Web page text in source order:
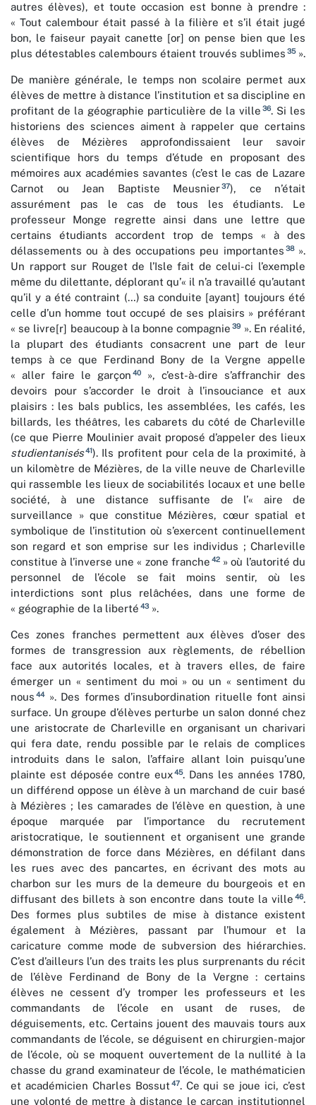
autres élèves), et toute occasion est bonne à prendre :
« Tout calembour était passé à la filière et s’il était jugé
bon, le faiseur payait canette [or] on pense bien que les
plus détestables calembours étaient trouvés sublimes 35».
De manière générale, le temps non scolaire permet aux
élèves de mettre à distance l’institution et sa discipline en
profitant de la géographie particulière de la ville 36. Si les
historiens des sciences aiment à rappeler que certains
élèves de Mézières approfondissaient leur savoir
scientifique hors du temps d’étude en proposant des
mémoires aux académies savantes (c’est le cas de Lazare
Carnot ou Jean Baptiste Meusnier37), ce n’était
assurément pas le cas de tous les étudiants. Le
professeur Monge regrette ainsi dans une lettre que
certains étudiants accordent trop de temps « à des
délassements ou à des occupations peu importantes 38».
Un rapport sur Rouget de l’Isle fait de celui-ci l’exemple
même du dilettante, déplorant qu’« il n’a travaillé qu’autant
qu’il y a été contraint (…) sa conduite [ayant] toujours été
celle d’un homme tout occupé de ses plaisirs » préférant
« se livre[r] beaucoup à la bonne compagnie 39». En réalité,
la plupart des étudiants consacrent une part de leur
temps à ce que Ferdinand Bony de la Vergne appelle
« aller faire le garçon 40
», c’est-à-dire s’affranchir des
devoirs pour s’accorder le droit à l’insouciance et aux
plaisirs : les bals publics, les assemblées, les cafés, les
billards, les théâtres, les cabarets du côté de Charleville
(ce que Pierre Moulinier avait proposé d’appeler des lieux
studientanisés41). Ils profitent pour cela de la proximité, à
un kilomètre de Mézières, de la ville neuve de Charleville
qui rassemble les lieux de sociabilités locaux et une belle
société, à une distance suffisante de l’« aire de
surveillance » que constitue Mézières, cœur spatial et
symbolique de l’institution où s’exercent continuellement
son regard et son emprise sur les individus ; Charleville
constitue à l’inverse une « zone franche 42» où l’autorité du
personnel de l’école se fait moins sentir, où les
interdictions sont plus relâchées, dans une forme de
« géographie de la liberté 43».
Ces zones franches permettent aux élèves d’oser des
formes de transgression aux règlements, de rébellion
face aux autorités locales, et à travers elles, de faire
émerger un « sentiment du moi » ou un « sentiment du
nous 44». Des formes d’insubordination rituelle font ainsi
surface. Un groupe d’élèves perturbe un salon donné chez
une aristocrate de Charleville en organisant un charivari
qui fera date, rendu possible par le relais de complices
introduits dans le salon, l’affaire allant loin puisqu’une
plainte est déposée contre eux45. Dans les années 1780,
un différend oppose un élève à un marchand de cuir basé
à Mézières ; les camarades de l’élève en question, à une
époque marquée par l’importance du recrutement
aristocratique, le soutiennent et organisent une grande
démonstration de force dans Mézières, en défilant dans
les rues avec des pancartes, en écrivant des mots au
charbon sur les murs de la demeure du bourgeois et en
diffusant des billets à son encontre dans toute la ville 46.
Des formes plus subtiles de mise à distance existent
également à Mézières, passant par l’humour et la
caricature comme mode de subversion des hiérarchies.
C’est d’ailleurs l’un des traits les plus surprenants du récit
de l’élève Ferdinand de Bony de la Vergne : certains
élèves ne cessent d’y tromper les professeurs et les
commandants de l’école en usant de ruses, de
déguisements, etc. Certains jouent des mauvais tours aux
commandants de l’école, se déguisent en chirurgien-major
de l’école, où se moquent ouvertement de la nullité à la
chasse du grand examinateur de l’école, le mathématicien
et académicien Charles Bossut 47. Ce qui se joue ici, c’est
une volonté de mettre à distance le carcan institutionnel